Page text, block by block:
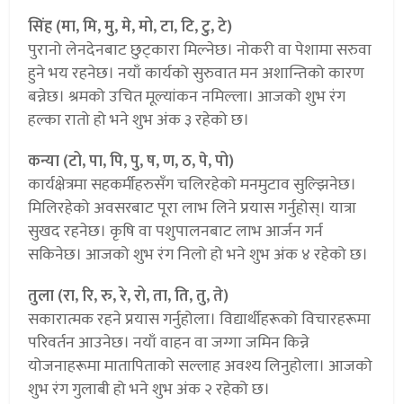
सिंह (मा, मि, मु, मे, मो, टा, टि, टु, टे)
पुरानो लेनदेनबाट छुट्कारा मिल्नेछ। नोकरी वा पेशामा सरुवा
हुने भय रहनेछ। नयाँ कार्यको सुरुवात मन अशान्तिको कारण
बन्नेछ। श्रमको उचित मूल्यांकन नमिल्ला। आजको शुभ रंग
हल्का रातो हो भने शुभ अंक ३ रहेको छ।
कन्या (टो, पा, पि, पु, ष, ण, ठ, पे, पो)
कार्यक्षेत्रमा सहकर्मीहरुसँग चलिरहेको मनमुटाव सुल्झिनेछ।
मिलिरहेको अवसरबाट पूरा लाभ लिने प्रयास गर्नुहोस्। यात्रा
सुखद रहनेछ। कृषि वा पशुपालनबाट लाभ आर्जन गर्न
सकिनेछ। आजको शुभ रंग निलो हो भने शुभ अंक ४ रहेको छ।
तुला (रा, रि, रु, रे, रो, ता, ति, तु, ते)
सकारात्मक रहने प्रयास गर्नुहोला। विद्यार्थीहरूको विचारहरूमा
परिवर्तन आउनेछ। नयाँ वाहन वा जग्गा जमिन किन्ने
योजनाहरूमा मातापिताको सल्लाह अवश्य लिनुहोला। आजको
शुभ रंग गुलाबी हो भने शुभ अंक २ रहेको छ।